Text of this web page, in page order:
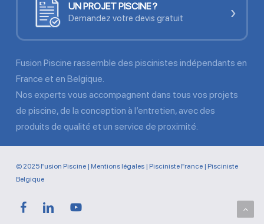
UN PROJET PISCINE ?
Demandez votre devis gratuit ›
Fusion Piscine rassemble des piscinistes indépendants en
France et en Belgique.
Nos experts vous accompagnent dans tous vos projets
de piscine, de la conception à l’entretien, avec des
produits de qualité et un service de proximité.
© 2025 Fusion Piscine | Mentions légales| Pisciniste France| Pisciniste
Belgique
facebooklinkedin youtube